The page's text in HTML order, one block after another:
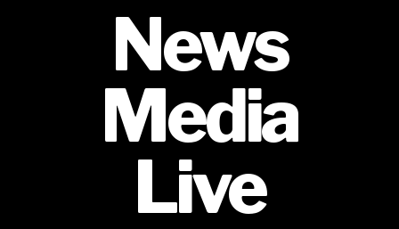
News
Media
Live